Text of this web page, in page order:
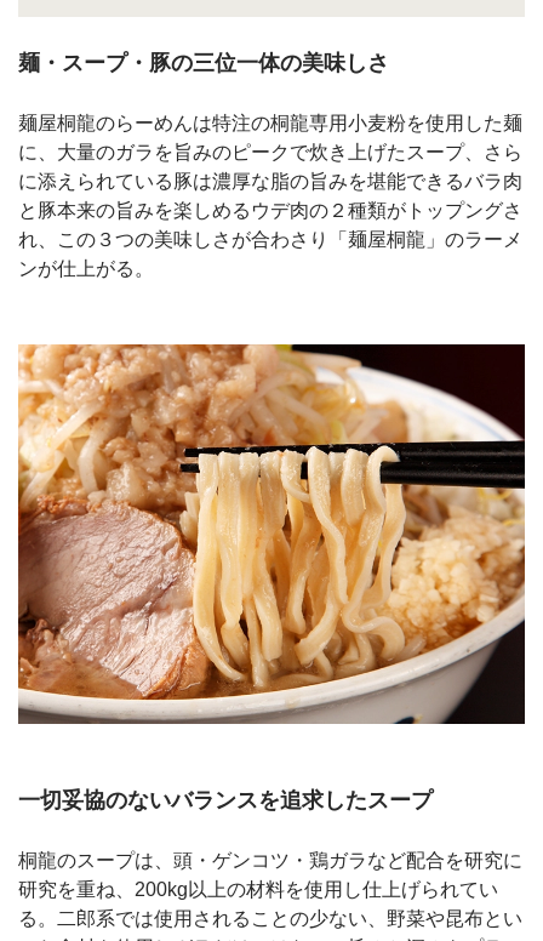
麺・スープ・豚の三位一体の美味しさ
麺屋桐龍のらーめんは特注の桐龍専用小麦粉を使用した麺
に、大量のガラを旨みのピークで炊き上げたスープ、さら
に添えられている豚は濃厚な脂の旨みを堪能できるバラ肉
と豚本来の旨みを楽しめるウデ肉の２種類がトップングさ
れ、この３つの美味しさが合わさり「麺屋桐龍」のラーメ
ンが仕上がる。
一切妥協のないバランスを追求したスープ
桐龍のスープは、頭・ゲンコツ・鶏ガラなど配合を研究に
研究を重ね、200kg以上の材料を使用し仕上げられてい
る。二郎系では使用されることの少ない、野菜や昆布とい